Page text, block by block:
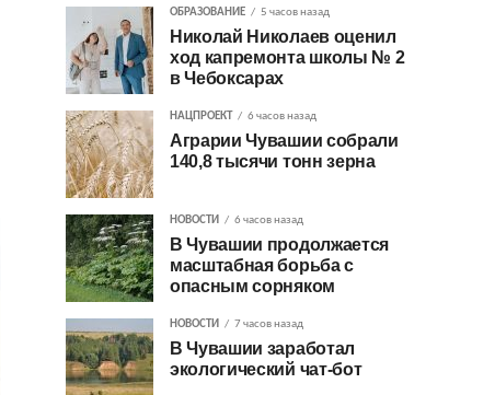
ОБРАЗОВАНИЕ 5 часов назад
Николай Николаев оценил
ход капремонта школы № 2
в Чебоксарах
НАЦПРОЕКТ 6 часов назад
Аграрии Чувашии собрали
140,8 тысячи тонн зерна
НОВОСТИ 6 часов назад
В Чувашии продолжается
масштабная борьба с
опасным сорняком
НОВОСТИ 7 часов назад
В Чувашии заработал
экологический чат-бот